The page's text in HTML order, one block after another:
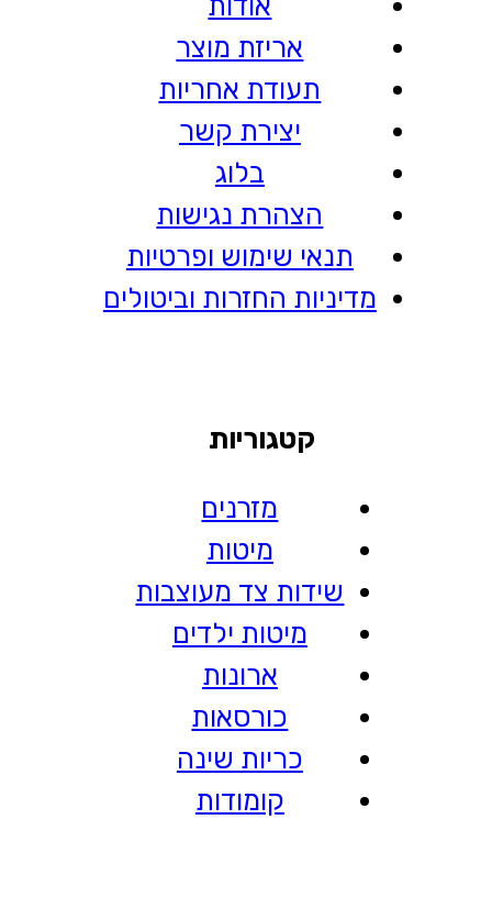
אריזת מוצר
תעודת אחריות
יצירת קשר
בלוג
הצהרת נגישות
תנאי שימוש ופרטיות
מדיניות החזרות וביטולים
קטגוריות
מזרנים
מיטות
שידות צד מעוצבות
מיטות ילדים
ארונות
כורסאות
כריות שינה
קומודות